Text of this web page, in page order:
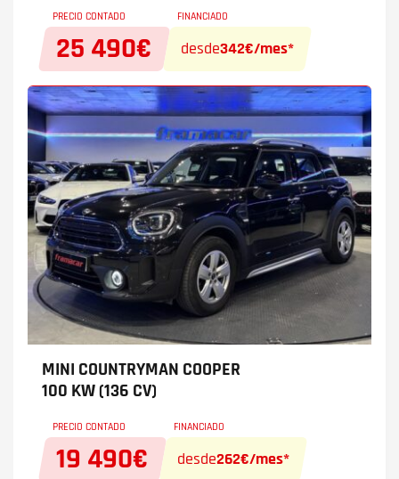
PRECIO CONTADO
25 490€
FINANCIADO
desde342€/mes*
MINI COUNTRYMAN COOPER
100 KW (136 CV)
PRECIO CONTADO
19 490€
FINANCIADO
desde262€/mes*